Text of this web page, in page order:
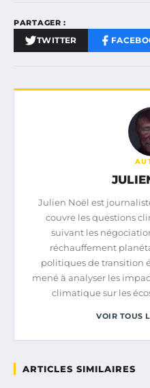
PARTAGER :
TWITTER
Julien Noël est
couvre les questions
suivant les
réchauffement
politiques de transition
mené à analyser les
climatique sur les
VOIR TOUS
ARTICLES SIMILAIRES